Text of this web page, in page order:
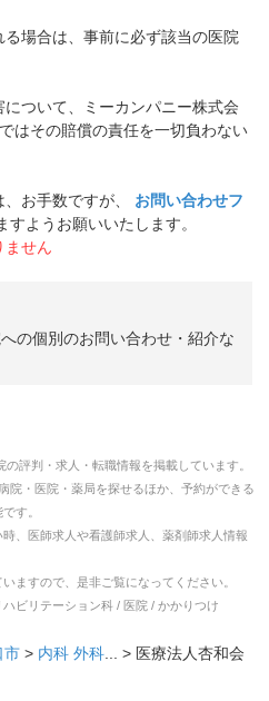
場合は、事前に必ず該当の医院
ついて、ミーカンパニー株式会
ではその賠償の責任を一切負わない
お手数ですが、
お問い合わせフ
ようお願いいたします。
ません
の個別のお問い合わせ・紹介な
の評判・求人・転職情報を掲載しています。
院・医院・薬局を探せるほか、予約ができる
す。
、医師求人や看護師求人、薬剤師求人情報
ますので、是非ご覧になってください。
ビリテーション科 / 医院 / かかりつけ
市 > 内科 外科 ... > 医療法人杏和会